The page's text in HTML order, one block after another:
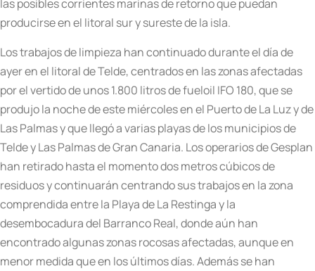
las posibles corrientes marinas de retorno que puedan
producirse en el litoral sur y sureste de la isla.
Los trabajos de limpieza han continuado durante el día de
ayer en el litoral de Telde, centrados en las zonas afectadas
por el vertido de unos 1.800 litros de fueloil IFO 180, que se
produjo la noche de este miércoles en el Puerto de La Luz y de
Las Palmas y que llegó a varias playas de los municipios de
Telde y Las Palmas de Gran Canaria. Los operarios de Gesplan
han retirado hasta el momento dos metros cúbicos de
residuos y continuarán centrando sus trabajos en la zona
comprendida entre la Playa de La Restinga y la
desembocadura del Barranco Real, donde aún han
encontrado algunas zonas rocosas afectadas, aunque en
menor medida que en los últimos días. Además se han